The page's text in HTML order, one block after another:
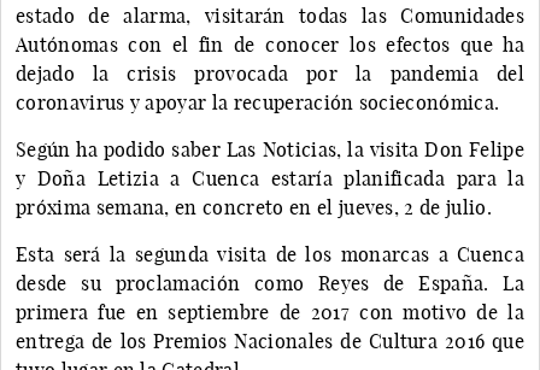
estado de alarma, visitarán todas las Comunidades
Autónomas con el fin de conocer los efectos que ha
dejado la crisis provocada por la pandemia del
coronavirus y apoyar la recuperación socieconómica.
Según ha podido saber Las Noticias, la visita Don Felipe
y Doña Letizia a Cuenca estaría planificada para la
próxima semana, en concreto en el jueves, 2 de julio.
Esta será la segunda visita de los monarcas a Cuenca
desde su proclamación como Reyes de España. La
primera fue en septiembre de 2017 con motivo de la
entrega de los Premios Nacionales de Cultura 2016 que